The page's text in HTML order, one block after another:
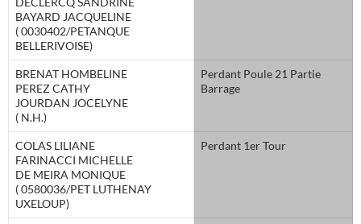
BAYARD JACQUELINE
( 0030402/PETANQUE
BELLERIVOISE)
BRENAT HOMBELINE
PEREZ CATHY
JOURDAN JOCELYNE
( N.H.)
Perdant Poule 21 Partie
Barrage
COLAS LILIANE
FARINACCI MICHELLE
DE MEIRA MONIQUE
( 0580036/PET LUTHENAY
UXELOUP)
Perdant 1er Tour